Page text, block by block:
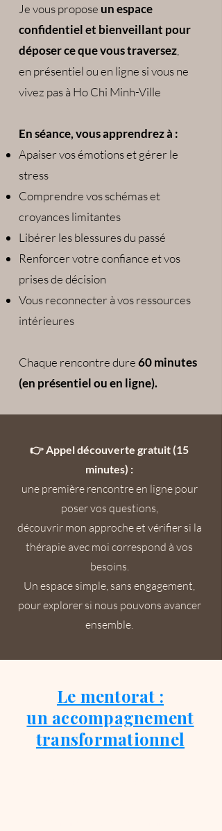
Je vous propose un espace
confidentiel et bienveillant pour
déposer ce que vous traversez
en présentiel ou en ligne si vous ne
vivez pas à Ho Chi Minh-Ville
En séance, vous apprendrez à :
Apaiser vos émotions et gérer le
stress
Comprendre vos schémas et
croyances limitantes
Libérer les blessures du passé
Renforcer votre confiance et vos
prises de décision
Vous reconnecter à vos ressources
intérieures
Chaque rencontre dure60 minutes
(en présentiel ou en ligne).
👉 Appel découverte gratuit (15
minutes) :
une première rencontre en ligne pour
poser vos questions,
découvrir mon approche et vérifier si la
thérapie avec moi correspond à vos
besoins.
Un espace simple, sans engagement,
pour explorer si nous pouvons avancer
ensemble.
Le mentorat :
un accompagnement
transformationnel